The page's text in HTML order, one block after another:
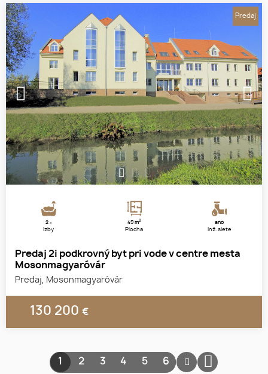
1 2 3
2x
Izby
49 m2
Plocha
áno
Inž. siete
Predaj 2i podkrovný byt pri vode v centre mesta
Mosonmagyaróvár
Predaj, Mosonmagyaróvár
130 200 €
Predaj
1 2 3 4 5 6